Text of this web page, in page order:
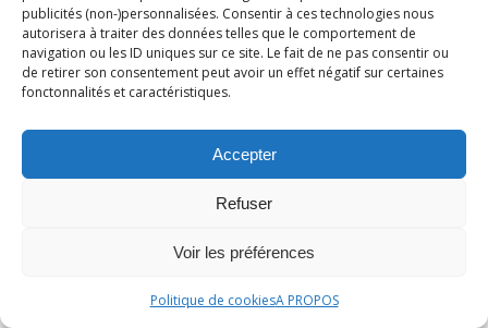
publicités (non-)personnalisées. Consentir à ces technologies nous
autorisera à traiter des données telles que le comportement de
navigation ou les ID uniques sur ce site. Le fait de ne pas consentir ou
de retirer son consentement peut avoir un effet négatif sur certaines
fonctonnalités et caractéristiques.
Accepter
Refuser
Voir les préférences
Politique de cookiesA PROPOS
Ligue 1
Ligue 2
LOSC